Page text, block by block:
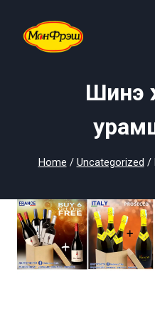
content
Шинэ
Home / Uncategorized /